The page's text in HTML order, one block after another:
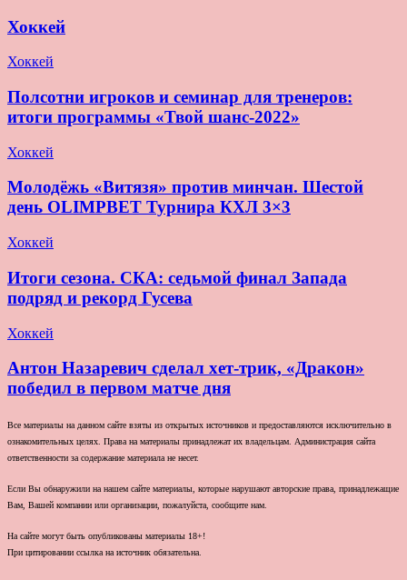
Хоккей
Хоккей
Полсотни игроков и семинар для тренеров:
итоги программы «Твой шанс-2022»
Хоккей
Молодёжь «Витязя» против минчан. Шестой
день OLIMPBET Турнира КХЛ 3×3
Хоккей
Итоги сезона. СКА: седьмой финал Запада
подряд и рекорд Гусева
Хоккей
Антон Назаревич сделал хет-трик, «Дракон»
победил в первом матче дня
Все материалы на данном сайте взяты из открытых источников и предоставляются исключительно в
ознакомительных целях. Права на материалы принадлежат их владельцам. Администрация сайта
ответственности за содержание материала не несет.
Если Вы обнаружили на нашем сайте материалы, которые нарушают авторские права, принадлежащие
Вам, Вашей компании или организации, пожалуйста, сообщите нам.
На сайте могут быть опубликованы материалы 18+!
При цитировании ссылка на источник обязательна.